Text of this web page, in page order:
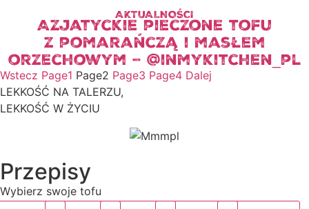
AKTUALNOŚCI
Azjatyckie pieczone tofu
z pomarańczą i masłem
orzechowym – @inmykitchen_pl
Wstecz Page1 Page2 Page3 Page4 Dalej
LEKKOŚĆ NA TALERZU,
LEKKOŚĆ W ŻYCIU
Przepisy
Wybierz swoje tofu